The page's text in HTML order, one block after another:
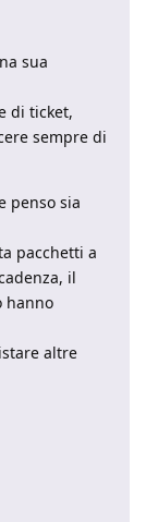
sua
di ticket,
sempre di
penso sia
pacchetti a
il
hanno
altre